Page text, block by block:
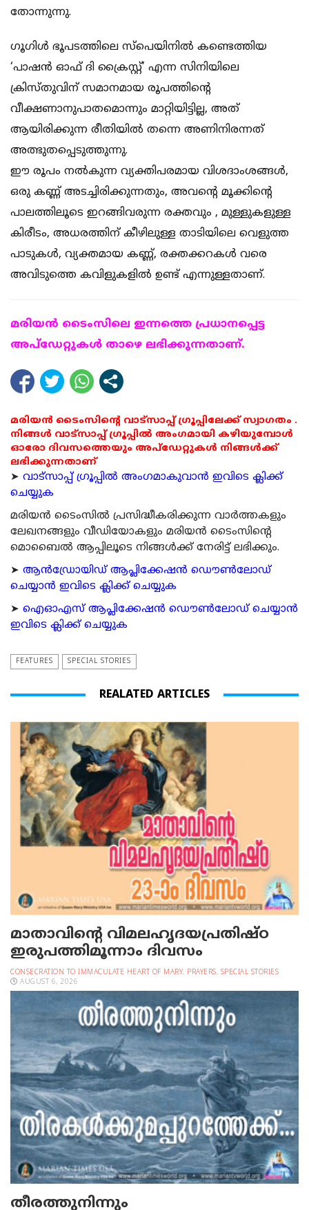
തോന്നുന്നു.
ഗൂഗിള്‍ ഭൂപടത്തിലെ സ്‌പെയിനില്‍ കണ്ടെത്തിയ
‘പാഷന്‍ ഓഫ് ദി ക്രൈസ്റ്റ്’ എന്ന സിനിയിലെ
ക്രിസ്തുവിന് സമാനമായ രൂപത്തിന്റെ
വീക്ഷണാനുപാതമൊന്നും മാറ്റിയിട്ടില്ല, അത്
ആയിരിക്കുന്ന രീതിയില്‍ തന്നെ അണിനിരന്നത്
അത്ഭുതപ്പെടുത്തുന്നു.
ഈ രൂപം നല്‍കുന്ന വ്യക്തിപരമായ വിശദാംശങ്ങള്‍,
ഒരു കണ്ണ് അടച്ചിരിക്കുന്നതും, അവന്റെ മൂക്കിന്റെ
പാലത്തിലൂടെ ഇറങ്ങിവരുന്ന രക്തവും , മുള്ളുകളുള്ള
കിരീടം, അധരത്തിന് കീഴിലുള്ള താടിയിലെ വെളുത്ത
പാടുകള്‍, വ്യക്തമായ കണ്ണ്, രക്തക്കറകള്‍ വരെ
അവിടുത്തെ കവിളുകളില്‍ ഉണ്ട് എന്നുള്ളതാണ്.
മരിയന്‍ ടൈംസിലെ ഇന്നത്തെ പ്രധാനപ്പെട്ട
അപ്ഡേറ്റുകള്‍ താഴെ ലഭിക്കുന്നതാണ്.
മരിയൻ ടൈംസിന്റെ വാട്സാപ്പ് ഗ്രൂപ്പിലേക്ക് സ്വാഗതം .
നിങ്ങൾ വാട്സാപ്പ് ഗ്രൂപ്പിൽ അംഗമായി കഴിയുമ്പോൾ
ഓരോ ദിവസത്തെയും അപ്ഡേറ്റുകൾ നിങ്ങൾക്ക്
ലഭിക്കുന്നതാണ്
➤ വാട്സാപ്പ് ഗ്രൂപ്പിൽ അംഗമാകുവാൻ ഇവിടെ ക്ലിക്ക്
ചെയ്യുക
മരിയന്‍ ടൈംസില്‍ പ്രസിദ്ധീകരിക്കുന്ന വാര്‍ത്തകളും
ലേഖനങ്ങളും വീഡിയോകളും മരിയന്‍ ടൈംസിന്റെ
മൊബൈല്‍ ആപ്പിലൂടെ നിങ്ങള്‍ക്ക് നേരിട്ട് ലഭിക്കും.
➤ ആന്‍ഡ്രോയിഡ് ആപ്ലിക്കേഷന്‍ ഡൌണ്‍ലോഡ്
ചെയ്യാന്‍ ഇവിടെ ക്ലിക്ക് ചെയ്യുക
➤ ഐഓഎസ് ആപ്ലിക്കേഷന്‍ ഡൌണ്‍ലോഡ് ചെയ്യാന്‍
ഇവിടെ ക്ലിക്ക് ചെയ്യുക
FEATURES SPECIAL STORIES
REALATED ARTICLES
മാതാവിന്റെ വിമലഹൃദയപ്രതിഷ്ഠ
ഇരുപത്തിമൂന്നാം ദിവസം
CONSECRATION TO IMMACULATE HEART OF MARY, PRAYERS, SPECIAL STORIES
AUGUST 6, 2026
തീരത്തുനിന്നും